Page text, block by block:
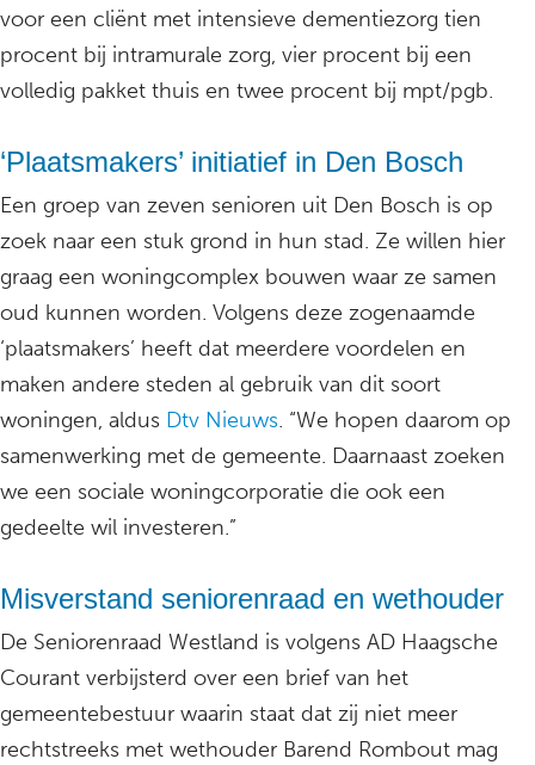
voor een cliënt met intensieve dementiezorg tien
procent bij intramurale zorg, vier procent bij een
volledig pakket thuis en twee procent bij mpt/pgb.
‘Plaatsmakers’ initiatief in Den Bosch
Een groep van zeven senioren uit Den Bosch is op
zoek naar een stuk grond in hun stad. Ze willen hier
graag een woningcomplex bouwen waar ze samen
oud kunnen worden. Volgens deze zogenaamde
‘plaatsmakers’ heeft dat meerdere voordelen en
maken andere steden al gebruik van dit soort
woningen, aldus Dtv Nieuws. “We hopen daarom op
samenwerking met de gemeente. Daarnaast zoeken
we een sociale woningcorporatie die ook een
gedeelte wil investeren.”
Misverstand seniorenraad en wethouder
De Seniorenraad Westland is volgens AD Haagsche
Courant verbijsterd over een brief van het
gemeentebestuur waarin staat dat zij niet meer
rechtstreeks met wethouder Barend Rombout mag